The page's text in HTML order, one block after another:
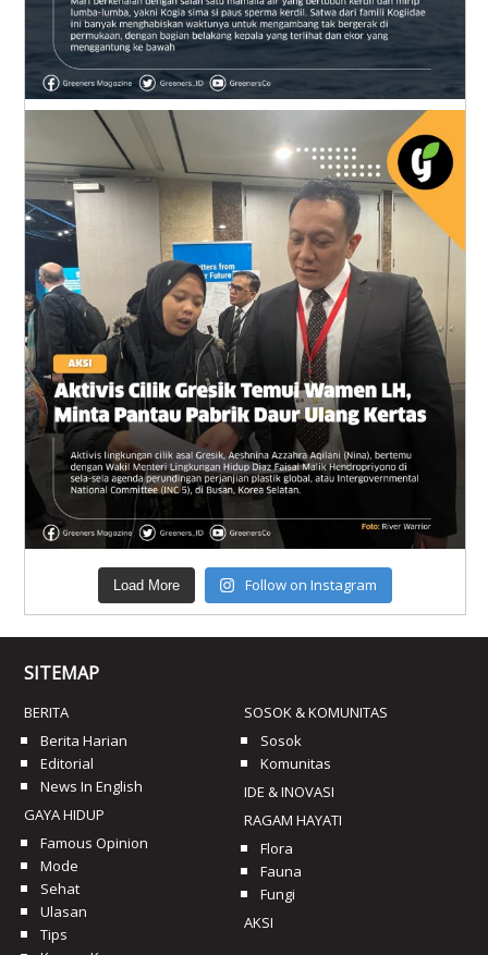
Load More Follow on Instagram
SITEMAP
BERITA
Berita Harian
Editorial
News In English
GAYA HIDUP
Famous Opinion
Mode
Sehat
Ulasan
Tips
SOSOK & KOMUNITAS
Sosok
Komunitas
IDE & INOVASI
RAGAM HAYATI
Flora
Fauna
Fungi
AKSI